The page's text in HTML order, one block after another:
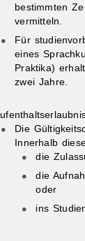
bestimmten
vermitteln.
Für
eines
Praktika)
zwei Jahre.
Die
Innerhalb
die
die
oder
ins